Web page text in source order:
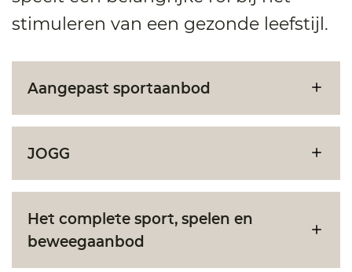
stimuleren van een gezonde leefstijl.
Aangepast sportaanbod
JOGG
Het complete sport, spelen en
beweegaanbod